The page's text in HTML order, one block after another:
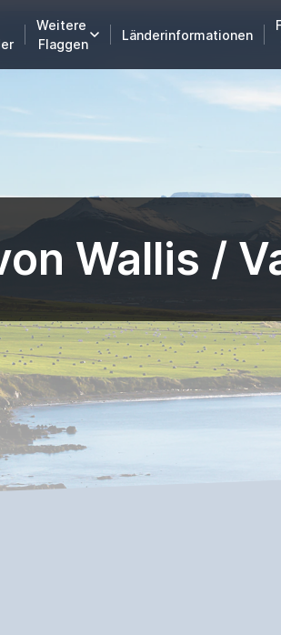
Weitere
Flaggen
Länderinformationen
Wallis /